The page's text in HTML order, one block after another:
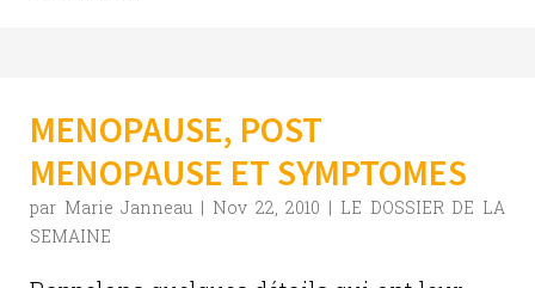
MENOPAUSE, POST
MENOPAUSE ET SYMPTOMES
par Marie Janneau | Nov 22, 2010 | LE DOSSIER DE LA
SEMAINE